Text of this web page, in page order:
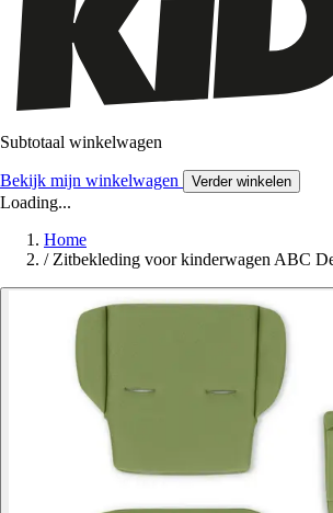
Subtotaal winkelwagen
Bekijk mijn winkelwagen Verder winkelen
Loading...
Home
/ Zitbekleding voor kinderwagen ABC